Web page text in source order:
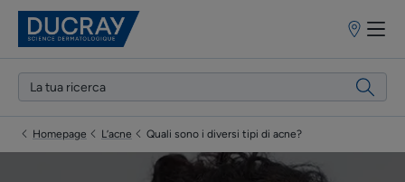
Punti
Homepage L’acne Quali sono i diversi tipi di acne?